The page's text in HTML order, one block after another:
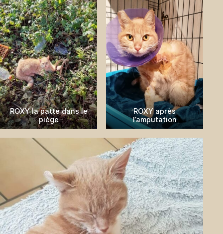
ROXY la patte dans le
piège
ROXY après
l’amputation